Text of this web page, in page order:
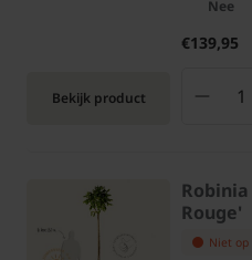
Bekijk product
Nee
€139,95
Rouge'
Niet op